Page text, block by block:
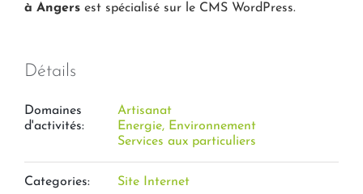
à Angers est spécialisé sur le CMS WordPress.
Détails
Domaines
d'activités:
Artisanat
Energie, Environnement
Services aux particuliers
Categories: Site Internet